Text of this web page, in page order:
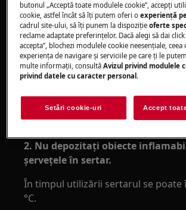
plita cu inducţie?
Se aplică la:
Plitele integrate cu inducție
Rezolvare:
1. Verificaţi dacă plita cu inducţie
instalată conform instrucţiunilor
instalare.
2. Nu depozitaţi obiecte
şerveţele în sertar.
În timpul utilizării sertarul se poate
°C.
butonul „Acceptă toate modulele cookie”, accepţi
cookie, astfel încât să îţi putem oferi oexperienţă
cadrul site-ului, să îţi punem la dispoziţieoferte
reclame adaptate preferinţelor. Dacă alegi să dai
accepta”, blochezi modulele cookie neesenţiale, ceea
experienţa de navigare și serviciile pe care ţi le
multe informaţii, consultăAvizul privind modulele
privind datele cu caracter personal.
Setări cookie-uri Accept